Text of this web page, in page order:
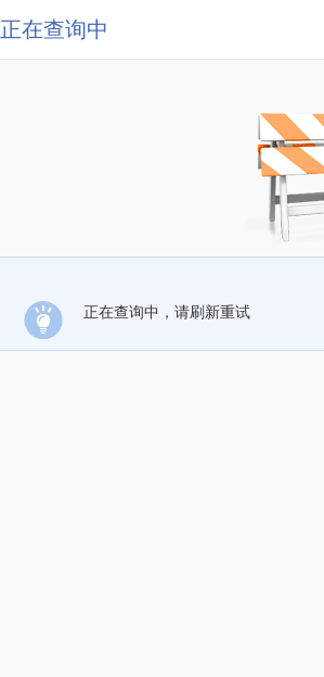
正在查询中
正在查询中，请刷新重试